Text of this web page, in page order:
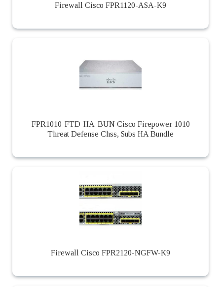
Firewall Cisco FPR1120-ASA-K9
FPR1010-FTD-HA-BUN Cisco Firepower 1010
Threat Defense Chss, Subs HA Bundle
Firewall Cisco FPR2120-NGFW-K9